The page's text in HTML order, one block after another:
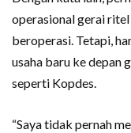
operasional gerai
beroperasi. Tetapi,
usaha baru ke depan
seperti Kopdes.
“Saya tidak pernah